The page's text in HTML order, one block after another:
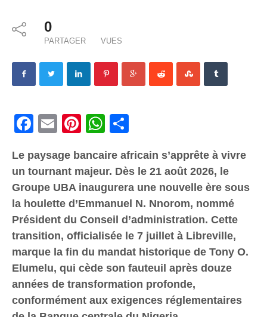
0
PARTAGER VUES
Facebook
Email PinterestWhatsApp
Le paysage bancaire africain s’apprête à vivre
un tournant majeur. Dès le 21 août 2026, le
Groupe UBA inaugurera une nouvelle ère sous
la houlette d’Emmanuel N. Nnorom, nommé
Président du Conseil d’administration. Cette
transition, officialisée le 7 juillet à Libreville,
marque la fin du mandat historique de Tony O.
Elumelu, qui cède son fauteuil après douze
années de transformation profonde,
conformément aux exigences réglementaires